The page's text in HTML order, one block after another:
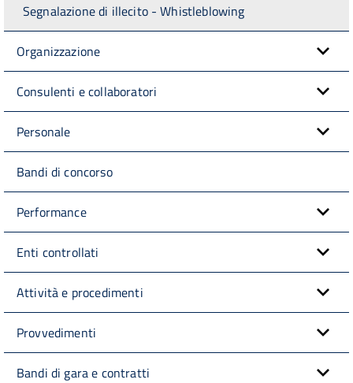
Segnalazione di illecito - Whistleblowing
Organizzazione
Consulenti e collaboratori
Personale
Bandi di concorso
Performance
Enti controllati
Attività e procedimenti
Provvedimenti
Bandi di gara e contratti